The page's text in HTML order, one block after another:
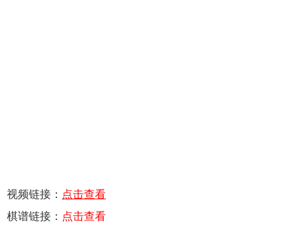
视频链接： 点击查看
棋谱链接： 点击查看